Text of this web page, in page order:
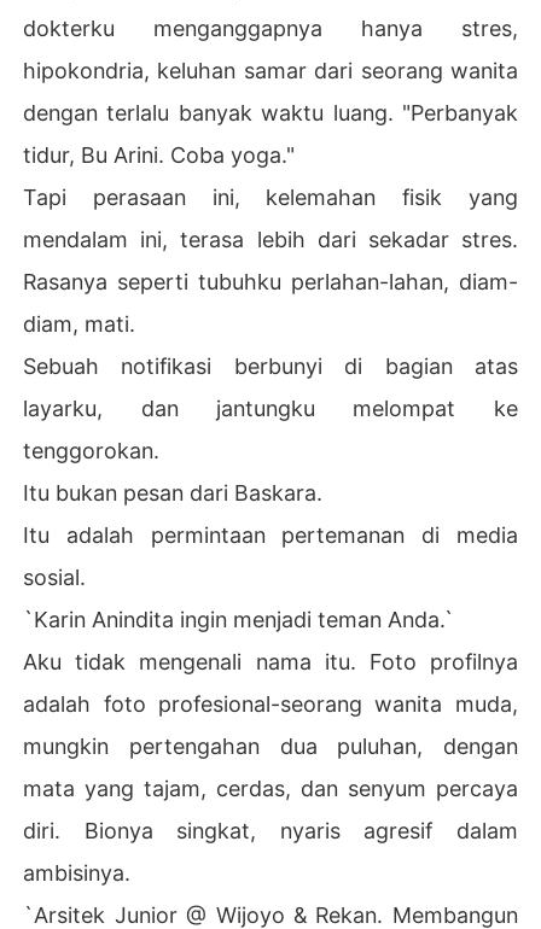
dokterku menganggapnya hanya stres,
hipokondria, keluhan samar dari seorang wanita
dengan terlalu banyak waktu luang. "Perbanyak
tidur, Bu Arini. Coba yoga."
Tapi perasaan ini, kelemahan fisik yang
mendalam ini, terasa lebih dari sekadar stres.
Rasanya seperti tubuhku perlahan-lahan, diam-
diam, mati.
Sebuah notifikasi berbunyi di bagian atas
layarku, dan jantungku melompat ke
tenggorokan.
Itu bukan pesan dari Baskara.
Itu adalah permintaan pertemanan di media
sosial.
`Karin Anindita ingin menjadi teman Anda.`
Aku tidak mengenali nama itu. Foto profilnya
adalah foto profesional-seorang wanita muda,
mungkin pertengahan dua puluhan, dengan
mata yang tajam, cerdas, dan senyum percaya
diri. Bionya singkat, nyaris agresif dalam
ambisinya.
`Arsitek Junior @ Wijoyo & Rekan. Membangun